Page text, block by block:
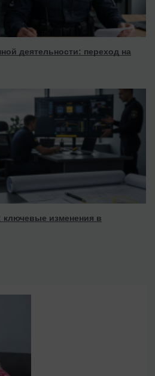
деятельности: переход на
ключевые изменения в